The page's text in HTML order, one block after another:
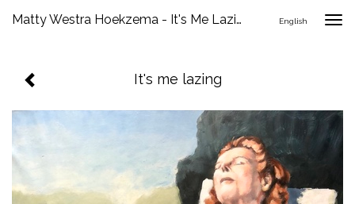
Matty Westra Hoekzema - It's Me Lazing English
It's me lazing